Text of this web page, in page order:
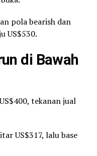
pola bearish dan
US$530.
di Bawah
tekanan jual
US$317, lalu base